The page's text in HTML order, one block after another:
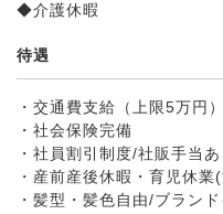
◆介護休暇
待遇
・交通費支給（上限5万円）
・社会保険完備
・社員割引制度/社販手当
・産前産後休暇・育児休業
・髪型・髪色自由/ブラン